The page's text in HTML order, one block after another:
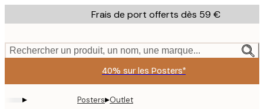
to
content.
Frais de port offerts dès 59 €
Rechercher un produit, un nom, une marque...
40% sur les Posters*
▸ Posters▸Outlet